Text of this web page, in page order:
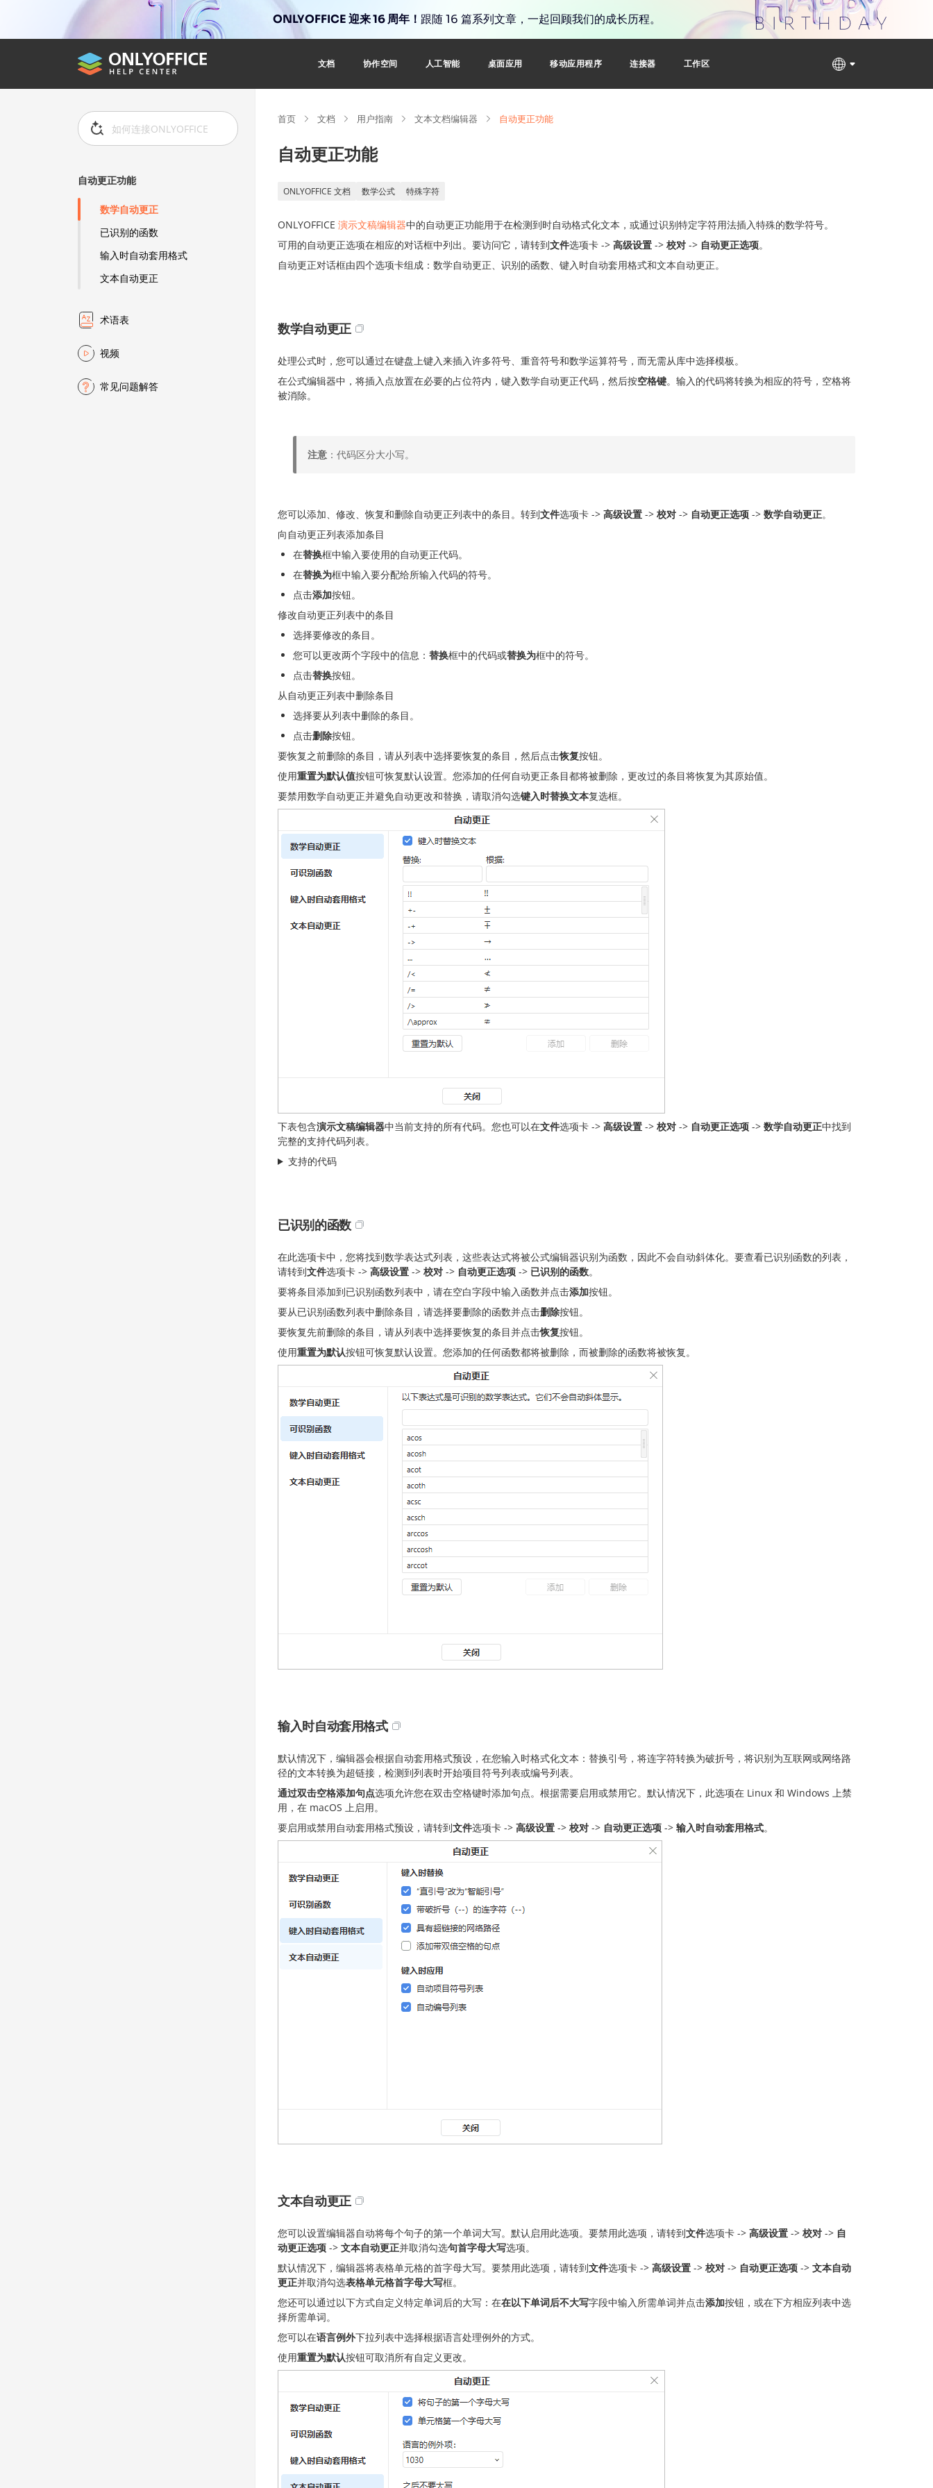
ONLYOFFICE 迎来 16 周年！ 跟随 16 篇系列文章，一起回顾我们的成长历程。
文档 协作空间 人工智能 桌面应用 移动应用程序 连接器 工作区
自动更正功能
数学自动更正
已识别的函数
输入时自动套用格式
文本自动更正
术语表
视频
常见问题解答
首页 文档 用户指南 文本文档编辑器 自动更正功能
自动更正功能
ONLYOFFICE 文档 数学公式 特殊字符
ONLYOFFICE 演示文稿编辑器中的自动更正功能用于在检测到时自动格式化文本，或通过识别特定字符用法插入特殊的数学符号。
可用的自动更正选项在相应的对话框中列出。要访问它，请转到文件选项卡 -> 高级设置 -> 校对 -> 自动更正选项。
自动更正对话框由四个选项卡组成：数学自动更正、识别的函数、键入时自动套用格式和文本自动更正。
数学自动更正
处理公式时，您可以通过在键盘上键入来插入许多符号、重音符号和数学运算符号，而无需从库中选择模板。
在公式编辑器中，将插入点放置在必要的占位符内，键入数学自动更正代码，然后按空格键。输入的代码将转换为相应的符号，空格将
被消除。
注意 ：代码区分大小写。
您可以添加、修改、恢复和删除自动更正列表中的条目。转到文件选项卡 -> 高级设置 -> 校对 -> 自动更正选项 -> 数学自动更正。
向自动更正列表添加条目
在替换框中输入要使用的自动更正代码。
在替换为框中输入要分配给所输入代码的符号。
点击添加按钮。
修改自动更正列表中的条目
选择要修改的条目。
您可以更改两个字段中的信息： 替换框中的代码或替换为框中的符号。
点击替换按钮。
从自动更正列表中删除条目
选择要从列表中删除的条目。
点击删除按钮。
要恢复之前删除的条目，请从列表中选择要恢复的条目，然后点击恢复按钮。
使用重置为默认值按钮可恢复默认设置。您添加的任何自动更正条目都将被删除，更改过的条目将恢复为其原始值。
要禁用数学自动更正并避免自动更改和替换，请取消勾选键入时替换文本复选框。
下表包含演示文稿编辑器中当前支持的所有代码。您也可以在文件选项卡 -> 高级设置 -> 校对 -> 自动更正选项 -> 数学自动更正中找到
完整的支持代码列表。
支持的代码
已识别的函数
在此选项卡中，您将找到数学表达式列表，这些表达式将被公式编辑器识别为函数，因此不会自动斜体化。要查看已识别函数的列表，
请转到文件选项卡 -> 高级设置 -> 校对 -> 自动更正选项 -> 已识别的函数。
要将条目添加到已识别函数列表中，请在空白字段中输入函数并点击添加按钮。
要从已识别函数列表中删除条目，请选择要删除的函数并点击删除按钮。
要恢复先前删除的条目，请从列表中选择要恢复的条目并点击恢复按钮。
使用重置为默认按钮可恢复默认设置。您添加的任何函数都将被删除，而被删除的函数将被恢复。
输入时自动套用格式
默认情况下，编辑器会根据自动套用格式预设，在您输入时格式化文本：替换引号，将连字符转换为破折号，将识别为互联网或网络路
径的文本转换为超链接，检测到列表时开始项目符号列表或编号列表。
通过双击空格添加句点选项允许您在双击空格键时添加句点。根据需要启用或禁用它。默认情况下，此选项在 Linux 和 Windows 上禁
用，在 macOS 上启用。
要启用或禁用自动套用格式预设，请转到文件选项卡 -> 高级设置 -> 校对 -> 自动更正选项 -> 输入时自动套用格式。
文本自动更正
您可以设置编辑器自动将每个句子的第一个单词大写。默认启用此选项。要禁用此选项，请转到文件选项卡 -> 高级设置 -> 校对 -> 自
动更正选项 -> 文本自动更正并取消勾选句首字母大写选项。
默认情况下，编辑器将表格单元格的首字母大写。要禁用此选项，请转到文件选项卡 -> 高级设置 -> 校对 -> 自动更正选项 -> 文本自动
更正并取消勾选表格单元格首字母大写框。
您还可以通过以下方式自定义特定单词后的大写：在在以下单词后不大写字段中输入所需单词并点击添加按钮，或在下方相应列表中选
择所需单词。
您可以在语言例外下拉列表中选择根据语言处理例外的方式。
使用重置为默认按钮可取消所有自定义更改。